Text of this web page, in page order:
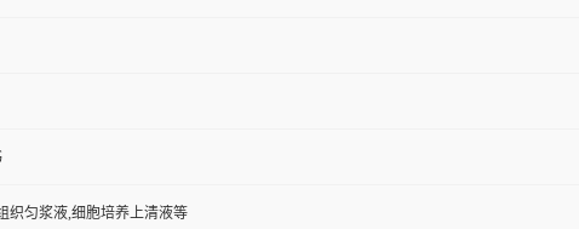
织匀浆液,细胞培养上清液等